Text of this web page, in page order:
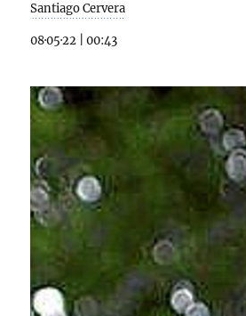
Santiago Cervera
08·05·22 00:43